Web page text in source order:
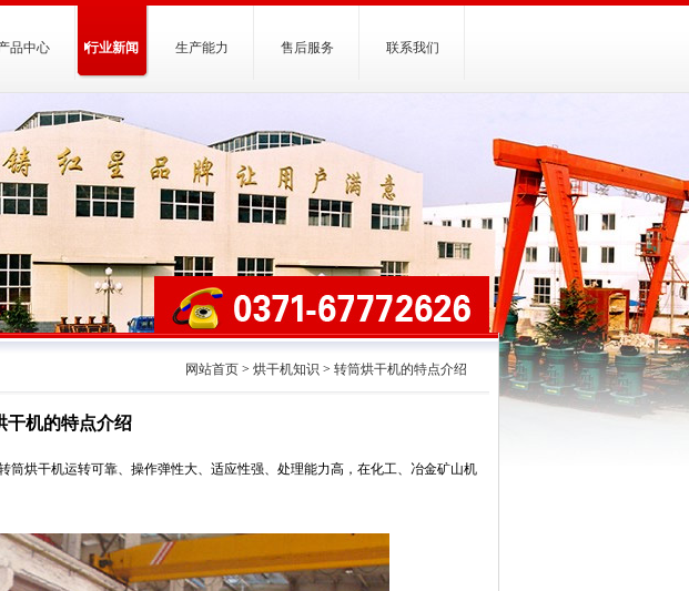
品中心 行业新闻 生产能力 售后服务 联系我们
网站首页> 烘干机知识 > 转筒烘干机的特点介绍
干机的特点介绍
筒烘干机运转可靠、操作弹性大、适应性强、处理能力高，在化工、冶金矿山机